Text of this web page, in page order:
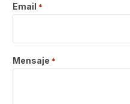
Email *
Mensaje *